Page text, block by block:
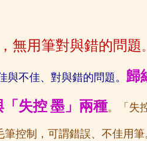
無用筆對與錯的問題。
與不佳、對與錯的問題。 歸
「失控墨」兩種。「失
控制，可謂錯誤、不佳用筆